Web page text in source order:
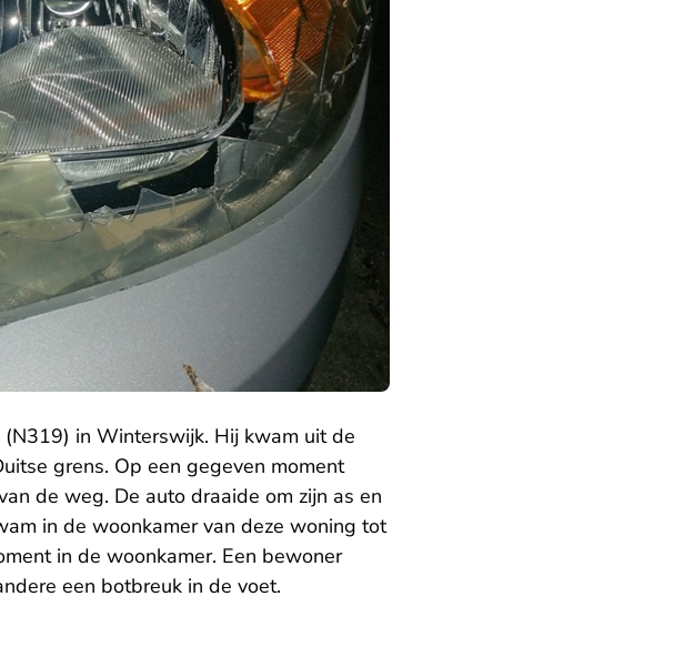
in Winterswijk. Hij kwam uit de
grens. Op een gegeven moment
de weg. De auto draaide om zijn as en
in de woonkamer van deze woning tot
in de woonkamer. Een bewoner
een botbreuk in de voet.